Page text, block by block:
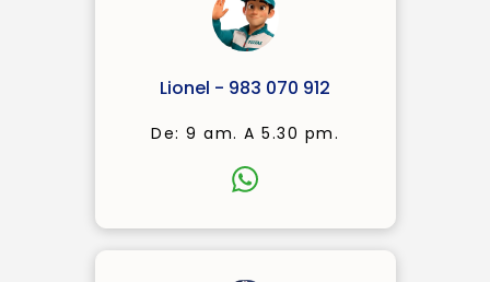
Lionel - 983 070 912
De: 9 am. A 5.30 pm.